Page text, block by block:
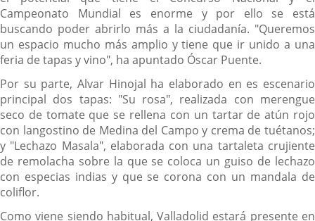
Campeonato Mundial es enorme y por ello se está
buscando poder abrirlo más a la ciudadanía. "Queremos
un espacio mucho más amplio y tiene que ir unido a una
feria de tapas y vino", ha apuntado Óscar Puente.
Por su parte, Alvar Hinojal ha elaborado en es escenario
principal dos tapas: "Su rosa", realizada con merengue
seco de tomate que se rellena con un tartar de atún rojo
con langostino de Medina del Campo y crema de tuétanos;
y "Lechazo Masala", elaborada con una tartaleta crujiente
de remolacha sobre la que se coloca un guiso de lechazo
con especias indias y que se corona con un mandala de
coliflor.
Como viene siendo habitual, Valladolid estará presente en